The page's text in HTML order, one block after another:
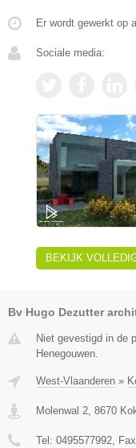
Er wordt gewerkt op
Sociale media:
BEKIJK
Bv Hugo Dezutter
Niet gevestigd in de
Henegouwen.
West-Vlaanderen »
Molenwal 2, 8670
Tel: 0495577992,